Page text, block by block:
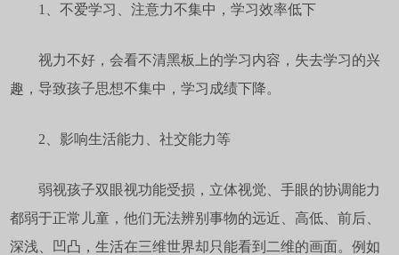
1、不爱学习、注意力不集中，学习效率低下
视力不好，会看不清黑板上的学习内容，失去学习的兴
趣，导致孩子思想不集中，学习成绩下降。
2、影响生活能力、社交能力等
弱视孩子双眼视功能受损，立体视觉、手眼的协调能力
都弱于正常儿童，他们无法辨别事物的远近、高低、前后、
深浅、凹凸，生活在三维世界却只能看到二维的画面。例如